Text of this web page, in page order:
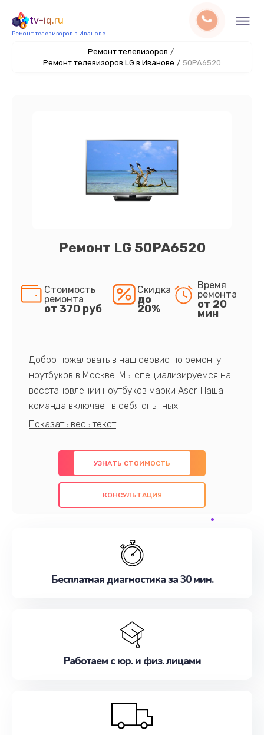
tv-iq.ru
Ремонт телевизоров в Иванове
Ремонт телевизоров /
Ремонт телевизоров LG в Иванове / 50PA6520
Ремонт LG 50PA6520
Стоимость
ремонта
от 370 руб
Скидка
до
20%
Время
ремонта
от 20
мин
Добро пожаловать в наш сервис по ремонту
ноутбуков в Москве. Мы специализируемся на
восстановлении ноутбуков марки Aser. Наша
команда включает в себя опытных
профессионалов с обширными знаниями и
предлагаем быстрый и качественный ремонт с
использованием оригинальных компонентов, а
также гарантируем качество всех
проведенных работ. Наша цель - предоставить
наилучшим образом. Не медлите записаться на
УЗНАТЬ СТОИМОСТЬ
КОНСУЛЬТАЦИЯ
Бесплатная диагностика за 30 мин.
Работаем с юр. и физ. лицами